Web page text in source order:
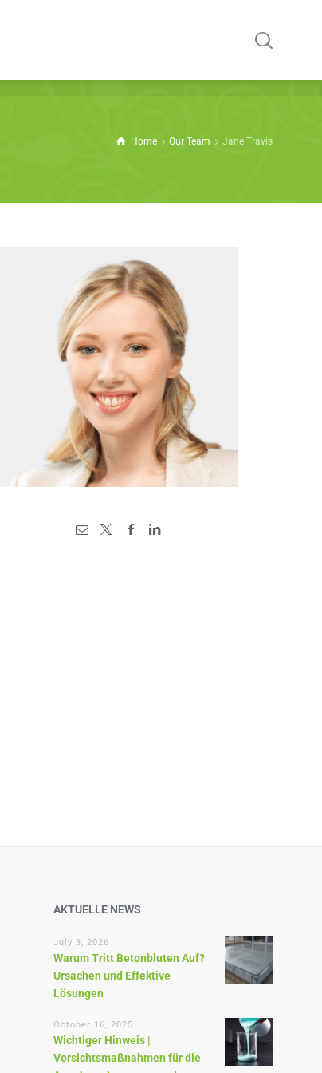
Home Our Team Jane Travis
AKTUELLE NEWS
July 3, 2026
Warum Tritt Betonbluten Auf?
Ursachen und Effektive
Lösungen
October 16, 2025
Wichtiger Hinweis |
Vorsichtsmaßnahmen für die